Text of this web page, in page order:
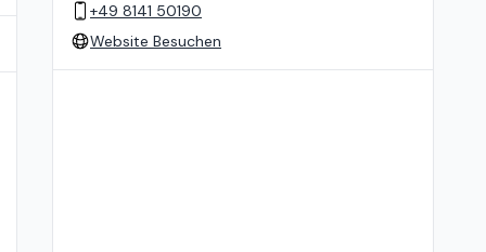
+49 8141 50190
Website Besuchen